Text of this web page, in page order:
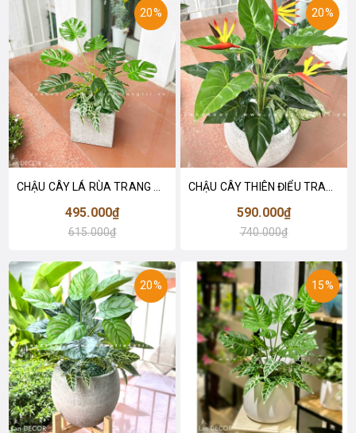
20%
CHẬU CÂY LÁ RÙA TRANG TRÍ KHÔNG GIAN XANH- CC679
495.000₫
615.000₫
20%
CHẬU CÂY THIÊN ĐIỂU TRANG TRÍ TIỂU CẢNH (75CM)- LC2247 MIX
590.000₫
740.000₫
20% 15%